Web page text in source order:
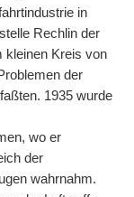
in
Rechlin der
kleinen Kreis von
der
1935 wurde
wo er
der
wahrnahm.